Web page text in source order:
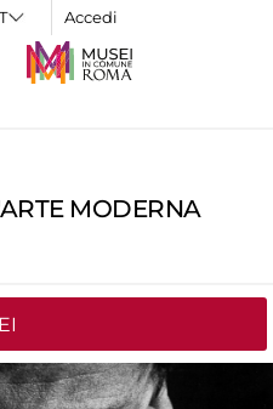
Accedi
MODERNA